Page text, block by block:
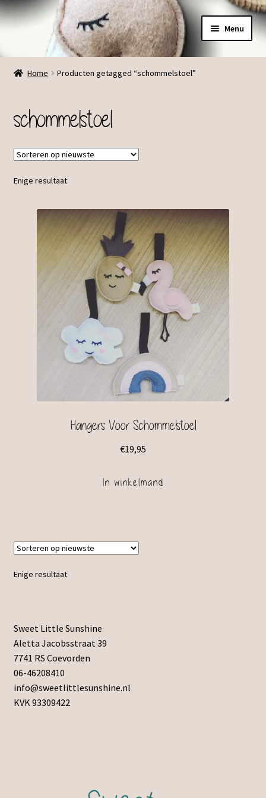
Ga
navigatie
Ga
de
inhoud
Menu
Menu
Home Producten getagged “schommelstoel”
schommelstoel
Enige resultaat
Hangers Voor Schommelstoel
€19,95
In winkelmand
Enige resultaat
Sweet Little Sunshine
Aletta Jacobsstraat 39
7741 RS Coevorden
06-46208410
info@sweetlittlesunshine.nl
KVK 93309422